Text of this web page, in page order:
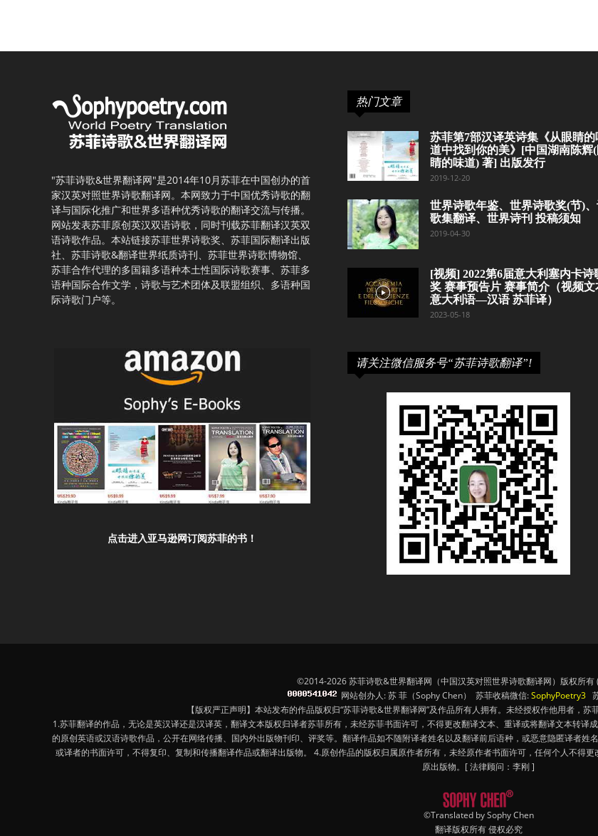
"苏菲诗歌&世界翻译网"是2014年10月苏菲在中国创办的首
家汉英对照世界诗歌翻译网。本网致力于中国优秀诗歌的翻
译与国际化推广和世界多语种优秀诗歌的翻译交流与传播。
网站发表苏菲原创英汉双语诗歌，同时刊载苏菲翻译汉英双
语诗歌作品。本站链接苏菲世界诗歌奖、苏菲国际翻译出版
社、苏菲诗歌&翻译世界纸质诗刊、苏菲世界诗歌博物馆、
苏菲合作代理的多国籍多语种本土性国际诗歌赛事、苏菲多
语种国际合作文学，诗歌与艺术团体及联盟组织、多语种国
际诗歌门户等。
点击进入亚马逊网订阅苏菲的书！
热门文章
苏菲第7部汉译英诗集《从眼睛的
道中找到你的美》[中国湖南陈辉
睛的味道) 著] 出版发行
2019-12-20
世界诗歌年鉴、世界诗歌奖(节)
歌集翻译、世界诗刊 投稿须知
2019-04-30
[视频] 2022第6届意大利塞内卡诗
奖 赛事预告片 赛事简介（视频文
意大利语—汉语 苏菲译）
2023-05-18
请关注微信服务号“苏菲诗歌翻译”!
©2014-2026 苏菲诗歌&世界翻译网（中国汉英对照世界诗歌翻译网）版权所有
网站创办人: 苏 菲（Sophy Chen） 苏菲收稿微信:SophyPoetry3苏
【版权严正声明】本站发布的作品版权归“苏菲诗歌&世界翻译网”及作品所有人拥有。未经授权作他用者，苏
1.苏菲翻译的作品，无论是英汉译还是汉译英，翻译文本版权归译者苏菲所有，未经苏菲书面许可，不得更改翻译文本、重译或将翻译文本转
的原创英语或汉语诗歌作品，公开在网络传播、国内外出版物刊印、评奖等。翻译作品如不随附译者姓名以及翻译前后语种，或恶意隐匿译者
或译者的书面许可，不得复印、复制和传播翻译作品或翻译出版物。 4.原创作品的版权归属原作者所有，未经原作者书面许可，任何个人不得
原出版物。[ 法律顾问：李刚 ]
©Translated by Sophy Chen
翻译版权所有 侵权必究